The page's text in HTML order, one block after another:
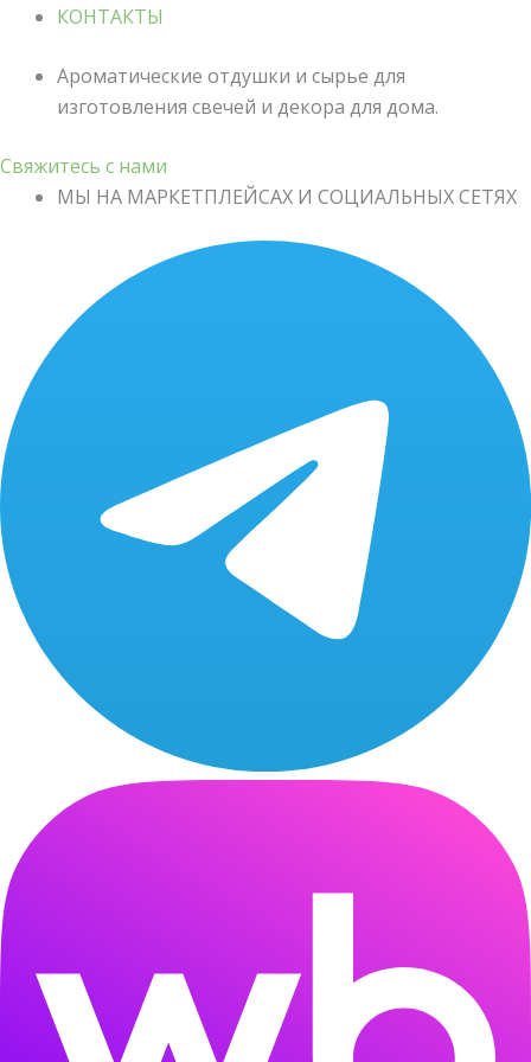
КОНТАКТЫ
Ароматические отдушки и сырье для
изготовления свечей и декора для дома.
Свяжитесь с нами
МЫ НА МАРКЕТПЛЕЙСАХ И СОЦИАЛЬНЫХ СЕТЯХ